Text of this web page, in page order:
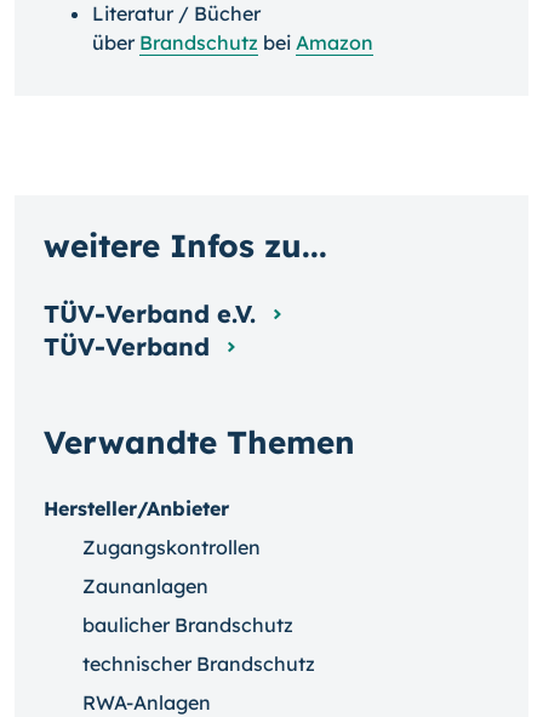
Literatur / Bücher
über Brandschutz bei Amazon
Verwandte Themen
Hersteller/Anbieter
Zugangskontrollen
Zaunanlagen
baulicher Brandschutz
technischer Brandschutz
RWA-Anlagen
weitere Infos zu...
TÜV-Verband e.V.
TÜV-Verband